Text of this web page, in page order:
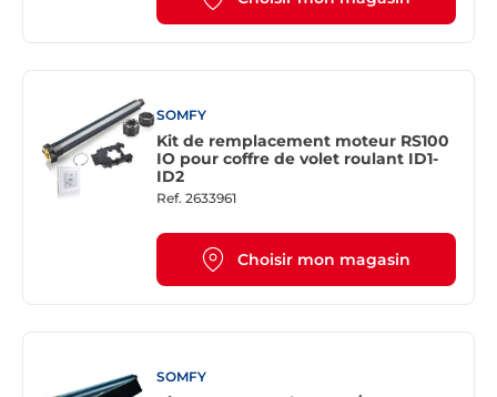
SOMFY
Kit de remplacement moteur RS100
IO pour coffre de volet roulant ID1-
ID2
Ref. 2633961
Choisir mon magasin
SOMFY